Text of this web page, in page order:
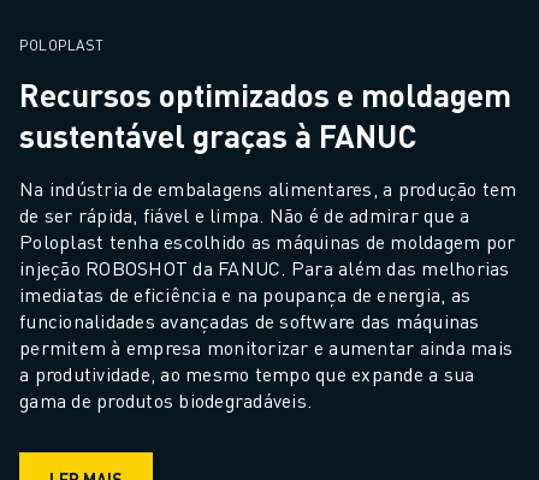
POLOPLAST
Recursos optimizados e moldagem
sustentável graças à FANUC
Na indústria de embalagens alimentares, a produção tem
de ser rápida, fiável e limpa. Não é de admirar que a
Poloplast tenha escolhido as máquinas de moldagem por
injeção ROBOSHOT da FANUC. Para além das melhorias
imediatas de eficiência e na poupança de energia, as
funcionalidades avançadas de software das máquinas
permitem à empresa monitorizar e aumentar ainda mais
a produtividade, ao mesmo tempo que expande a sua
gama de produtos biodegradáveis.